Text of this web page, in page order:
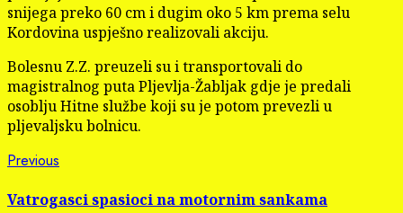
snijega preko 60 cm i dugim oko 5 km prema selu
Kordovina uspješno realizovali akciju.
Bolesnu Z.Z. preuzeli su i transportovali do
magistralnog puta Pljevlja-Žabljak gdje je predali
osoblju Hitne službe koji su je potom prevezli u
pljevaljsku bolnicu.
Continue
Reading
Previous
Vatrogasci spasioci na motornim sankama